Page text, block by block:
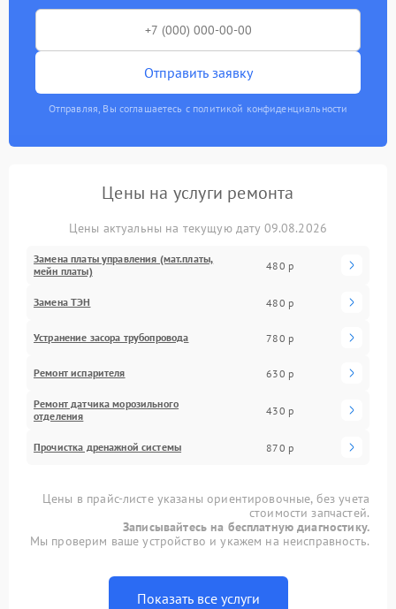
Отправить заявку
Отправляя, Вы соглашаетесь с политикой конфиденциальности
Цены на услуги ремонта
Цены актуальны на текущую дату 09.08.2026
Замена платы управления (мат.платы,
мейн платы)
480 р
Замена ТЭН 480 р
Устранение засора трубопровода 780 р
Ремонт испарителя 630 р
Ремонт датчика морозильного
отделения
430 р
Прочистка дренажной системы 870 р
Цены в прайс-листе указаны ориентировочные, без учета
стоимости запчастей.
Записывайтесь на бесплатную диагностику.
Мы проверим ваше устройство и укажем на неисправность.
Показать все услуги